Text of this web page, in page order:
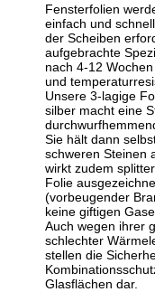
Fensterfolien
einfach und
der Scheiben
aufgebrachte
nach 4-12
und
Unsere 3-lagige
silber macht eine
Sie hält dann
schweren Steinen
wirkt zudem
Folie
(vorbeugender
keine giftigen Gase.
Auch wegen ihrer
schlechter
stellen die
Glasflächen dar.